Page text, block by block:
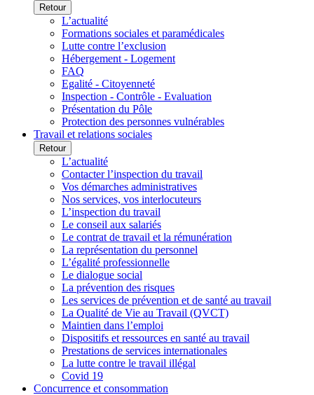
Retour
L’actualité
Formations sociales et paramédicales
Lutte contre l’exclusion
Hébergement - Logement
FAQ
Egalité - Citoyenneté
Inspection - Contrôle - Evaluation
Présentation du Pôle
Protection des personnes vulnérables
Travail et relations sociales
Retour
L’actualité
Contacter l’inspection du travail
Vos démarches administratives
Nos services, vos interlocuteurs
L’inspection du travail
Le conseil aux salariés
Le contrat de travail et la rémunération
La représentation du personnel
L’égalité professionnelle
Le dialogue social
La prévention des risques
Les services de prévention et de santé au travail
La Qualité de Vie au Travail (QVCT)
Maintien dans l’emploi
Dispositifs et ressources en santé au travail
Prestations de services internationales
La lutte contre le travail illégal
Covid 19
Concurrence et consommation